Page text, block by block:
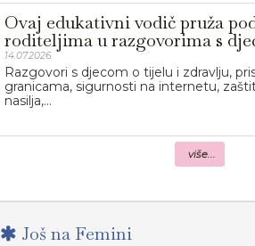
Ovaj edukativni vodič pruža
roditeljima u razgovorima s
14.07.2026.
Razgovori s djecom o tijelu i zdravlju,
granicama, sigurnosti na internetu,
nasilja,...
više...
Još na Femini